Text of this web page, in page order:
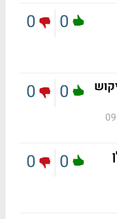
0
0
0
0
0
0